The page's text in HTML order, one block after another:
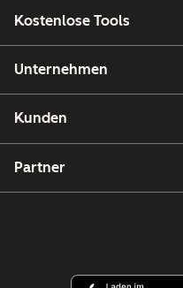
Kostenlose Tools
Unternehmen
Kunden
Partner